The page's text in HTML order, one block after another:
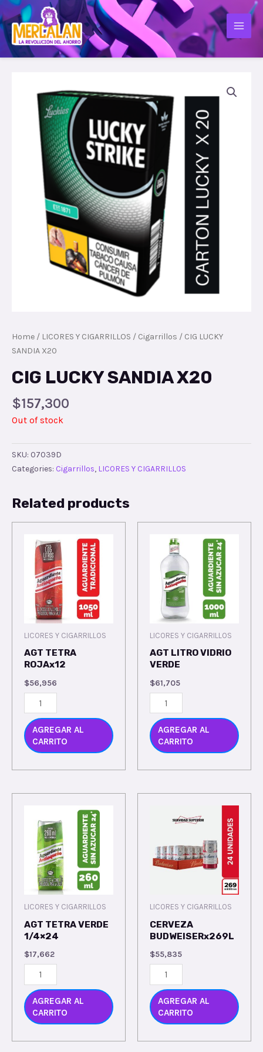
Home / LICORES Y CIGARRILLOS / Cigarrillos / CIG LUCKY
SANDIA X20
CIG LUCKY SANDIA X20
$157,300
Out of stock
SKU: 07039D
Categories: Cigarrillos, LICORES Y CIGARRILLOS
Related products
LICORES Y CIGARRILLOS
AGT TETRA
ROJAx12
$56,956
AGREGAR AL
CARRITO
LICORES Y CIGARRILLOS
AGT LITRO VIDRIO
VERDE
$61,705
AGREGAR AL
CARRITO
LICORES Y CIGARRILLOS
AGT TETRA VERDE
1/4×24
$17,662
AGREGAR AL
CARRITO
LICORES Y CIGARRILLOS
CERVEZA
BUDWEISERx269L
$55,835
AGREGAR AL
CARRITO